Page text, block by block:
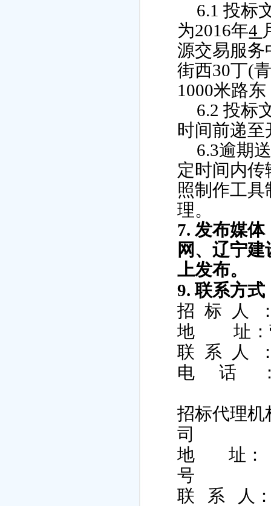
6.1投标
为2016年4
源交易服务
街西30丁(
1000米路
6.2投标
时间前递
6.3逾期
定时间内
照制作工
理。
7.发布媒体
网、辽宁
上发布。
9.联系方式
招标人
地
址
联系人
电话
招标代理机
司
地
址：
号
联
系
人